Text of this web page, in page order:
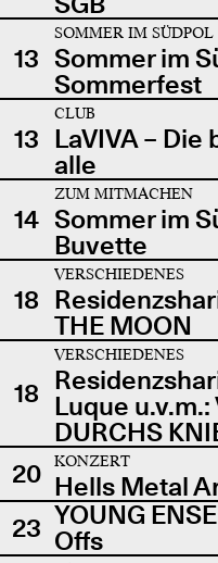
13
SOMMER IM SÜDPOL
Sommer im
Sommerfest
13
CLUB
LaVIVA –
alle
14
ZUM MITMACHEN
Sommer im
Buvette
18
VERSCHIEDENES
THE MOON
18
VERSCHIEDENES
Luque u.v.m.:
DURCHS
20
KONZERT
Hells Metal
23 YOUNG
Offs